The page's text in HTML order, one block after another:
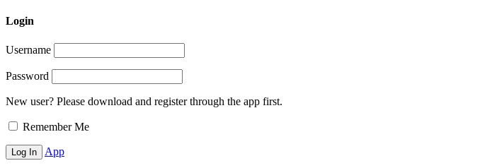
Login
Username
Password
New user? Please download and register through the app first.
Remember Me
App